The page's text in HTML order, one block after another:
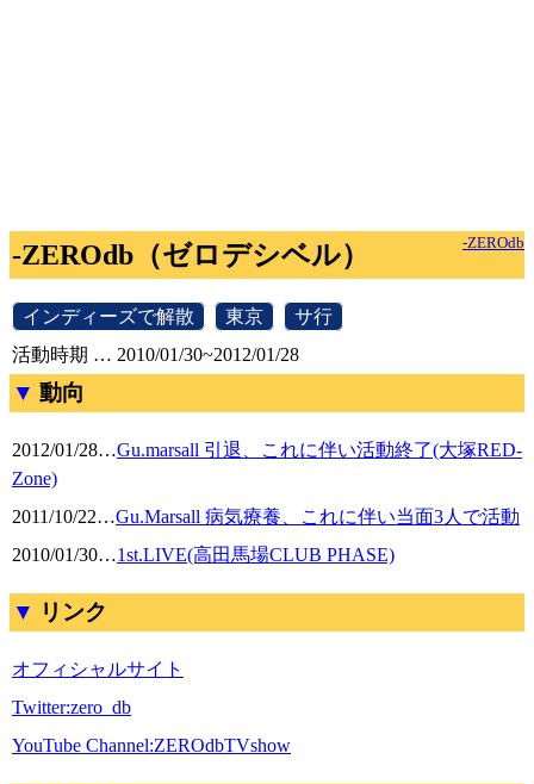
-ZEROdb
-ZEROdb（ゼロデシベル）
インディーズで解散 東京 サ行
活動時期 … 2010/01/30~2012/01/28
動向
2012/01/28…Gu.marsall 引退、これに伴い活動終了(大塚RED-
Zone)
2011/10/22…Gu.Marsall 病気療養、これに伴い当面3人で活動
2010/01/30…1st.LIVE(高田馬場CLUB PHASE)
リンク
オフィシャルサイト
Twitter:zero_db
YouTube Channel:ZEROdbTVshow